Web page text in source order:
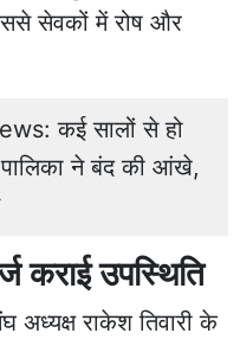
सेवकों में रोष और
कई सालों से हो
पालिका ने बंद की आंखे,
कराई उपस्थिति
अध्यक्ष राकेश तिवारी के